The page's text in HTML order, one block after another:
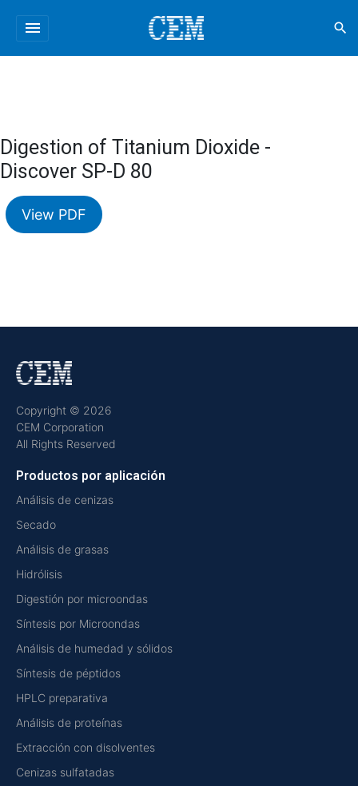
menu search
Digestion of Titanium Dioxide -
Discover SP-D 80
View PDF
Copyright © 2026
CEM Corporation
All Rights Reserved
Productos por aplicación
Análisis de cenizas
Secado
Análisis de grasas
Hidrólisis
Digestión por microondas
Síntesis por Microondas
Análisis de humedad y sólidos
Síntesis de péptidos
HPLC preparativa
Análisis de proteínas
Extracción con disolventes
Cenizas sulfatadas